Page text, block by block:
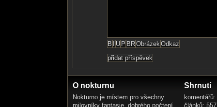
O nokturnu
Nokturno je místem pro všechny
milovníky fantasie, dobrého počtení
Shrnutí
článků: 557